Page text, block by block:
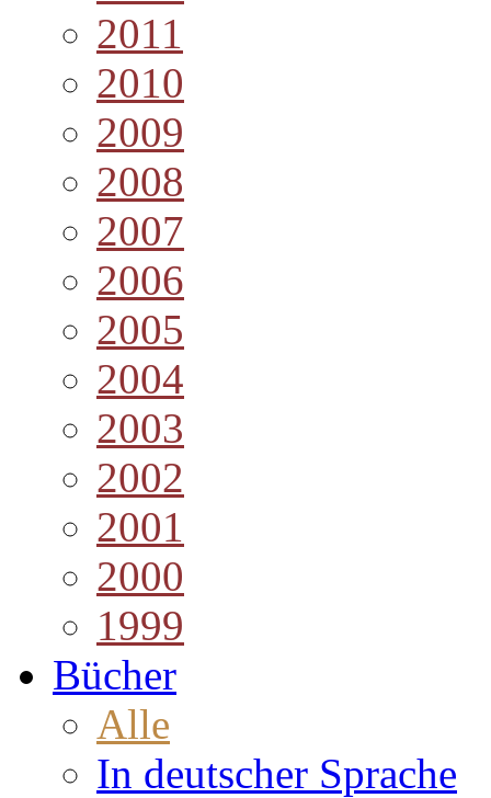
2011
2010
2009
2008
2007
2006
2005
2004
2003
2002
2001
2000
1999
Bücher
Alle
In deutscher Sprache